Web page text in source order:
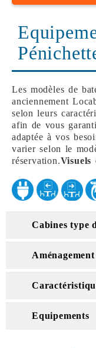
Les modèles de
anciennement
selon leurs
afin de vous
adaptée à vos
varier selon le
réservation.Visuels
Cabines type
Equipements